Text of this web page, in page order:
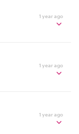
1 year ago
1 year ago
1 year ago